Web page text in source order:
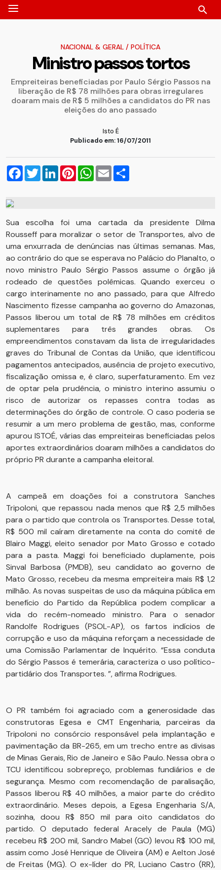
NACIONAL & GERAL / POLÍTICA
Ministro passos tortos
Empreiteiras beneficiadas por Paulo Sérgio Passos na
liberação de R$ 78 milhões para obras irregulares
doaram mais de R$ 5 milhões a candidatos do PR nas
eleições do ano passado
Isto É
Publicado em: 16/07/2011
Facebook
TwitterLinkedInPinterestWhatsApp
Email
Sua escolha foi uma cartada da presidente Dilma
Rousseff para moralizar o setor de Transportes, alvo de
uma enxurrada de denúncias nas últimas semanas. Mas,
ao contrário do que se esperava no Palácio do Planalto, o
novo ministro Paulo Sérgio Passos assume o órgão já
rodeado de questões polêmicas. Quando exerceu o
cargo interinamente no ano passado, para que Alfredo
Nascimento fizesse campanha ao governo do Amazonas,
Passos liberou um total de R$ 78 milhões em créditos
suplementares para três grandes obras. Os
empreendimentos constavam da lista de irregularidades
graves do Tribunal de Contas da União, que identificou
pagamentos antecipados, ausência de projeto executivo,
fiscalização omissa e, é claro, superfaturamento. Em vez
de optar pela prudência, o ministro interino assumiu o
risco de autorizar os repasses contra todas as
determinações do órgão de controle. O caso poderia se
resumir a um mero problema de gestão, mas, conforme
apurou ISTOÉ, várias das empreiteiras beneficiadas pelos
aportes extraordinários doaram milhões a candidatos do
próprio PR durante a campanha eleitoral.
A campeã em doações foi a construtora Sanches
Tripoloni, que repassou nada menos que R$ 2,5 milhões
para o partido que controla os Transportes. Desse total,
R$ 500 mil caíram diretamente na conta do comitê de
Blairo Maggi, eleito senador por Mato Grosso e cotado
para a pasta. Maggi foi beneficiado duplamente, pois
Sinval Barbosa (PMDB), seu candidato ao governo de
Mato Grosso, recebeu da mesma empreiteira mais R$ 1,2
milhão. As novas suspeitas de uso da máquina pública em
benefício do Partido da República podem complicar a
vida do recém-nomeado ministro. Para o senador
Randolfe Rodrigues (PSOL-AP), os fartos indícios de
corrupção e uso da máquina reforçam a necessidade de
uma Comissão Parlamentar de Inquérito. “Essa conduta
do Sérgio Passos é temerária, caracteriza o uso político-
partidário dos Transportes. ”, afirma Rodrigues.
O PR também foi agraciado com a generosidade das
construtoras Egesa e CMT Engenharia, parceiras da
Tripoloni no consórcio responsável pela implantação e
pavimentação da BR-265, em um trecho entre as divisas
de Minas Gerais, Rio de Janeiro e São Paulo. Nessa obra o
TCU identificou sobrepreço, problemas fundiários e de
segurança. Mesmo com recomendação de paralisação,
Passos liberou R$ 40 milhões, a maior parte do crédito
extraordinário. Meses depois, a Egesa Engenharia S/A,
sozinha, doou R$ 850 mil para oito candidatos do
partido. O deputado federal Aracely de Paula (MG)
recebeu R$ 200 mil, Sandro Mabel (GO) levou R$ 100 mil,
assim como José Henrique de Oliveira (AM) e Aelton José
de Freitas (MG). O ex-líder do PR, Luciano Castro (RR),